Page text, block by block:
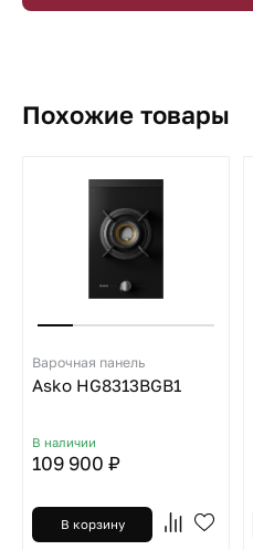
Похожие товары
Варочная панель
Asko HG8313BGB1
В наличии
109 900 ₽
В корзину